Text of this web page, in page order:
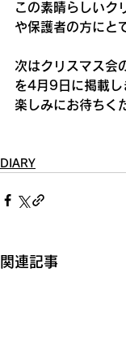
この素晴らしいク
や保護者の方にと
次はクリスマス会
を4月9日に掲載し
楽しみにお待ちく
DIARY
関連記事